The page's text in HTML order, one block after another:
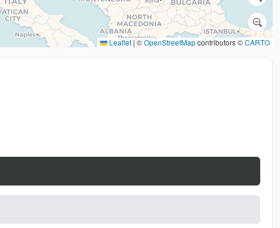
Leaflet | ©OpenStreetMapcontributors ©CARTO